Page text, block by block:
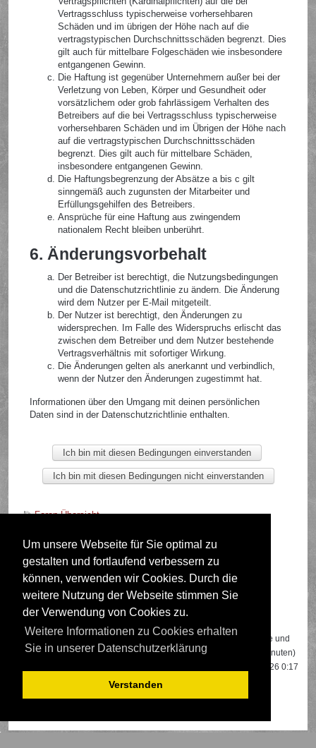
Um unsere Webseite für Sie optimal zu
gestalten und fortlaufend verbessern zu
können, verwenden wir Cookies. Durch die
weitere Nutzung der Webseite stimmen Sie
der Verwendung von Cookies zu.
Weitere Informationen zu Cookies erhalten
Sie in unserer Datenschutzerklärung
Verstanden
Vertragsschluss typischerweise vorhersehbaren
Schäden und im übrigen der Höhe nach auf die
vertragstypischen Durchschnittsschäden begrenzt. Dies
gilt auch für mittelbare Folgeschäden wie insbesondere
entgangenen Gewinn.
Die Haftung ist gegenüber Unternehmern außer bei der
Verletzung von Leben, Körper und Gesundheit oder
vorsätzlichem oder grob fahrlässigem Verhalten des
Betreibers auf die bei Vertragsschluss typischerweise
vorhersehbaren Schäden und im Übrigen der Höhe nach
auf die vertragstypischen Durchschnittsschäden
begrenzt. Dies gilt auch für mittelbare Schäden,
insbesondere entgangenen Gewinn.
Die Haftungsbegrenzung der Absätze a bis c gilt
sinngemäß auch zugunsten der Mitarbeiter und
Erfüllungsgehilfen des Betreibers.
Ansprüche für eine Haftung aus zwingendem
nationalem Recht bleiben unberührt.
6. Änderungsvorbehalt
Der Betreiber ist berechtigt, die Nutzungsbedingungen
und die Datenschutzrichtlinie zu ändern. Die Änderung
wird dem Nutzer per E-Mail mitgeteilt.
Der Nutzer ist berechtigt, den Änderungen zu
widersprechen. Im Falle des Widerspruchs erlischt das
zwischen dem Betreiber und dem Nutzer bestehende
Vertragsverhältnis mit sofortiger Wirkung.
Die Änderungen gelten als anerkannt und verbindlich,
wenn der Nutzer den Änderungen zugestimmt hat.
Informationen über den Umgang mit deinen persönlichen
Daten sind in der Datenschutzrichtlinie enthalten.
Foren-Übersicht
Deutsche Übersetzung durchphpBB.de
Wer ist online?
Insgesamt sind496Besucher online: 1 registrierter, 0 unsichtbare und
495 Gäste (basierend auf den aktiven Besuchern der letzten 5 Minuten)
Besuchern, die am 13.04.2026 0:17
gleichzeitig online waren.